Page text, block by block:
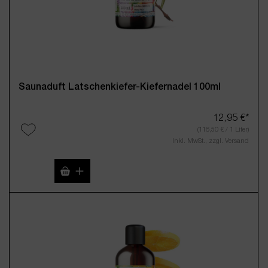
Saunaduft Latschenkiefer-Kiefernadel 100ml
12,95 €*
(116,50 € / 1 Liter)
Inkl. MwSt., zzgl. Versand
Produkt Anzahl: Gib den gewünschten